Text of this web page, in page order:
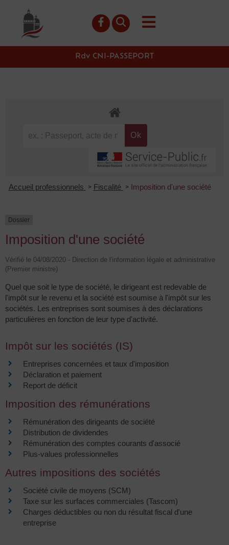
principal
Rdv CNI-PASSEPORT
Accueil professionnels > Fiscalité > Imposition d'une société
Dossier
Imposition d'une société
Vérifié le 04/08/2020 - Direction de l'information légale et administrative
(Premier ministre)
Quel que soit le type de société, le dirigeant est redevable de
l'impôt sur le revenu et la société est soumise à l'impôt sur les
sociétés. Les entreprises sont soumises à des déclarations
particulières en fonction de leur type d'activité.
Impôt sur les sociétés (IS)
Entreprises concernées et taux d'imposition
Déclaration et paiement
Report de déficit
Imposition des rémunérations
Rémunération des dirigeants de société
Distribution de dividendes
Rémunération des comptes courants d'associé
Plus-values professionnelles
Autres impositions des sociétés
Société civile de moyens (SCM)
Taxe sur les surfaces commerciales (Tascom)
Charges déductibles ou non du résultat fiscal d'une
entreprise